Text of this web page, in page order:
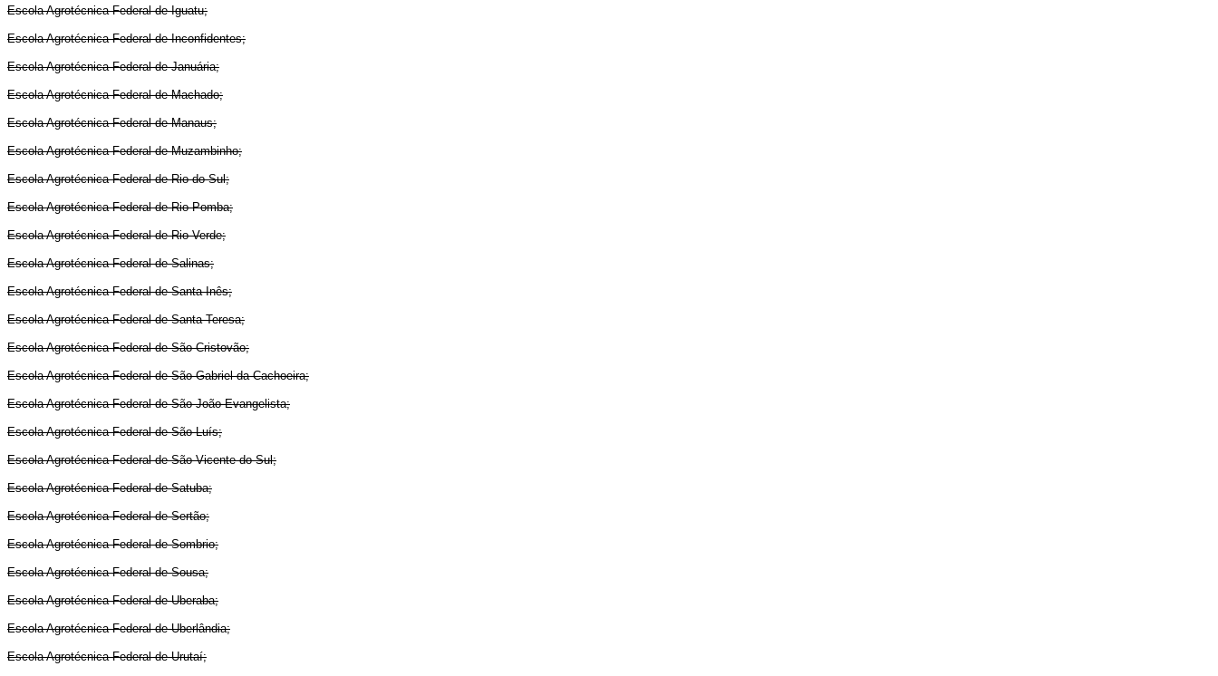
Escola Agrotécnica Federal de Iguatu;
Escola Agrotécnica Federal de Inconfidentes;
Escola Agrotécnica Federal de Januária;
Escola Agrotécnica Federal de Machado;
Escola Agrotécnica Federal de Manaus;
Escola Agrotécnica Federal de Muzambinho;
Escola Agrotécnica Federal de Rio do Sul;
Escola Agrotécnica Federal de Rio Pomba;
Escola Agrotécnica Federal de Rio Verde;
Escola Agrotécnica Federal de Salinas;
Escola Agrotécnica Federal de Santa Inês;
Escola Agrotécnica Federal de Santa Teresa;
Escola Agrotécnica Federal de São Cristovão;
Escola Agrotécnica Federal de São Gabriel da Cachoeira;
Escola Agrotécnica Federal de São João Evangelista;
Escola Agrotécnica Federal de São Luís;
Escola Agrotécnica Federal de São Vicente do Sul;
Escola Agrotécnica Federal de Satuba;
Escola Agrotécnica Federal de Sertão;
Escola Agrotécnica Federal de Sombrio;
Escola Agrotécnica Federal de Sousa;
Escola Agrotécnica Federal de Uberaba;
Escola Agrotécnica Federal de Uberlândia;
Escola Agrotécnica Federal de Urutaí;